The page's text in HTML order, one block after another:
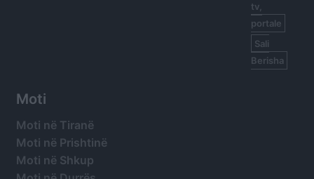
tv,
portale
Sali
Berisha
Moti
Moti në Tiranë
Moti në Prishtinë
Moti në Shkup